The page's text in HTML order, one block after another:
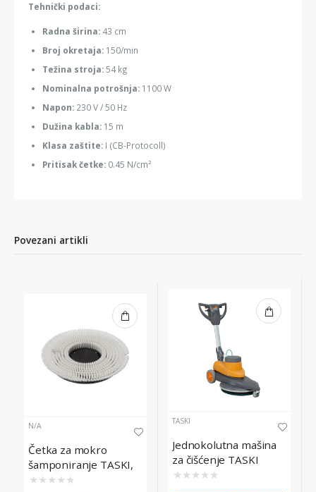
Tehnički podaci:
Radna širina: 43 cm
Broj okretaja: 150/min
Težina stroja:54 kg
Nominalna potrošnja: 1100 W
Napon: 230 V / 50 Hz
Dužina kabla: 15 m
Klasa zaštite: I (CB-Protocoll)
Pritisak četke: 0.45 N/cm²
Povezani artikli
N/A
Četka za mokro
šamponiranje TASKI,
43 cm
★ ★ ★ ★ ★
TASKI
Jednokolutna mašina
za čišćenje TASKI
Ergodisc 1200
★ ★ ★ ★ ★